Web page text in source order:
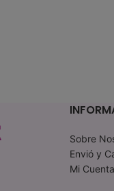
Sobre
Envió y
Mi Cuenta